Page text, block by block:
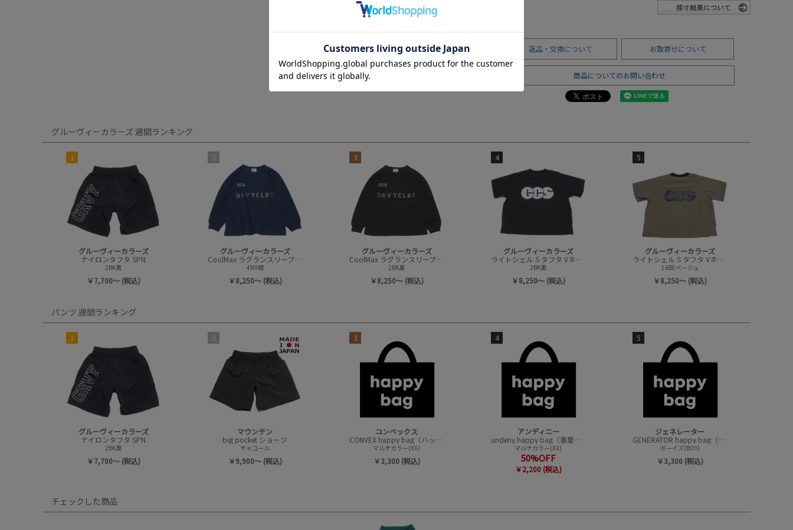
返品・交換について お取寄せについて
商品についてのお問い合わせ
グルーヴィーカラーズ 週間ランキング
1
グルーヴィーカラーズ
ナイロンタフタ SPN
2BK黒
￥7,700～ (税込)
2
グルーヴィーカラーズ
CoolMax ラグランスリーブ L/S TEE
4NV紺
￥8,250～ (税込)
3
グルーヴィーカラーズ
CoolMax ラグランスリーブ L/S TEE
2BK黒
￥8,250～ (税込)
4
グルーヴィーカラーズ
ライトシェル S タフタ Vネック プルオーバー(6分袖)
2BK黒
￥8,250～ (税込)
5
グルーヴィーカラーズ
ライトシェル S タフタ Vネック プルオーバー(6分袖)
16BEベージュ
￥8,250～ (税込)
パンツ 週間ランキング
1
グルーヴィーカラーズ
ナイロンタフタ SPN
2BK黒
￥7,700～ (税込)
2
マウンテン
big pocket ショーツ
チャコール
￥9,900～ (税込)
3
コンベックス
CONVEX happy bag（ハッピーバック）
マルチカラー(XX)
￥3,300 (税込)
4
アンディニー
undeny.happy bag（春夏アイテムハッピーバック）
マルチカラー(XX)
50%OFF
￥2,200 (税込)
5
ジェネレーター
GENERATOR happy bag（ハッピーバック）
ボーイズ(BOY)
￥3,300 (税込)
チェックした商品